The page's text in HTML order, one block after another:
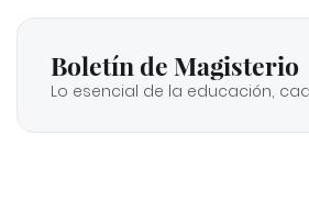
Boletín de Magisterio
Lo esencial de la educación,